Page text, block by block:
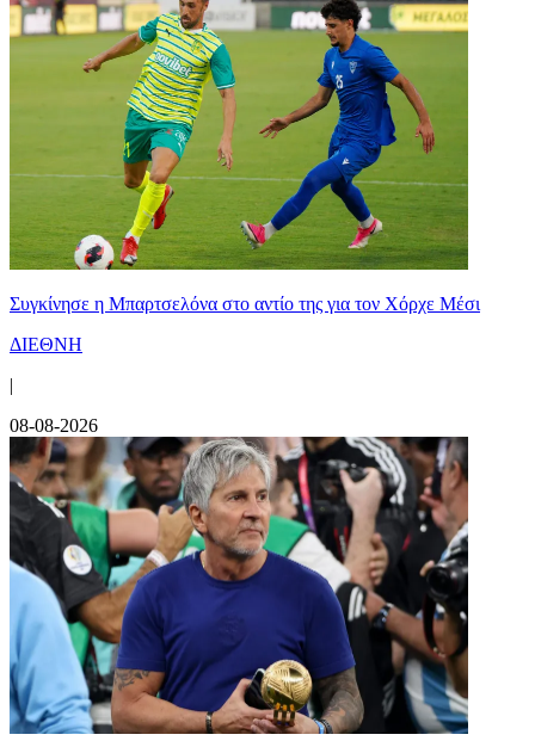
Συγκίνησε η Μπαρτσελόνα στο αντίο της για τον Χόρχε Μέσι
ΔΙΕΘΝΗ
|
08-08-2026